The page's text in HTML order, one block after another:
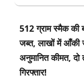
512 ग्राम स्मैक की
जब्त, लाखों में आँकी
अनुमानित कीमत,
गिरफ्तार!